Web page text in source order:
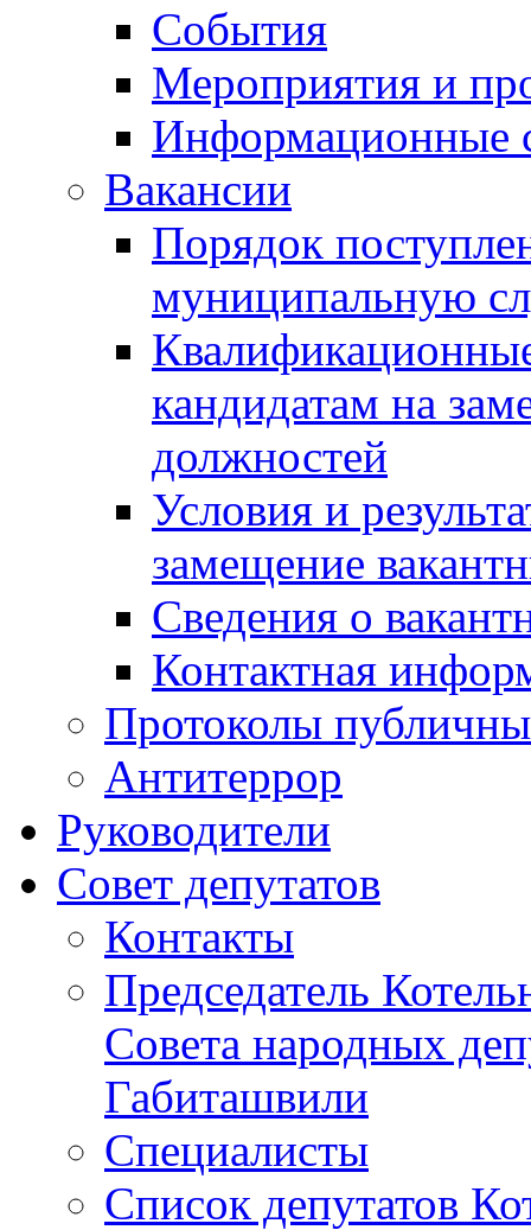
События
Мероприятия и
Информационные
Вакансии
Порядок
муниципальную
кандидатам на
должностей
Условия и
замещение
Сведения о
Контактная
Протоколы
Антитеррор
Руководители
Совет депутатов
Контакты
Председатель
Совета народных
Габиташвили
Специалисты
Список депутатов